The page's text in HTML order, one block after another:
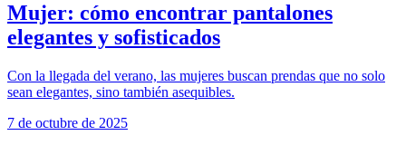
Mujer: cómo encontrar pantalones
elegantes y sofisticados
Con la llegada del verano, las mujeres buscan prendas que no solo
sean elegantes, sino también asequibles.
7 de octubre de 2025